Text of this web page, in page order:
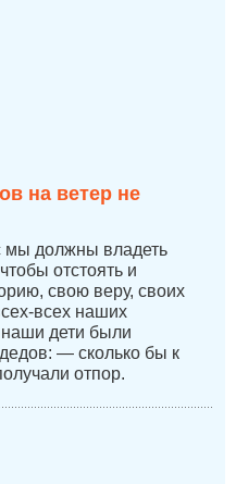
на ветер не
мы должны владеть
отстоять и
свою веру, своих
всех наших
дети были
— сколько бы к
отпор.